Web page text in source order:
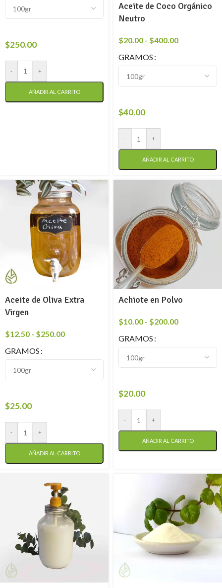
$250.00
- +
AÑADIR AL CARRITO
Aceite de Coco Orgánico
Neutro
$20.00 - $400.00
GRAMOS
$40.00
- +
AÑADIR AL CARRITO
Aceite de Oliva Extra
Virgen
$12.50 - $250.00
GRAMOS
$25.00
- +
AÑADIR AL CARRITO
Achiote en Polvo
$10.00 - $200.00
GRAMOS
$20.00
- +
AÑADIR AL CARRITO